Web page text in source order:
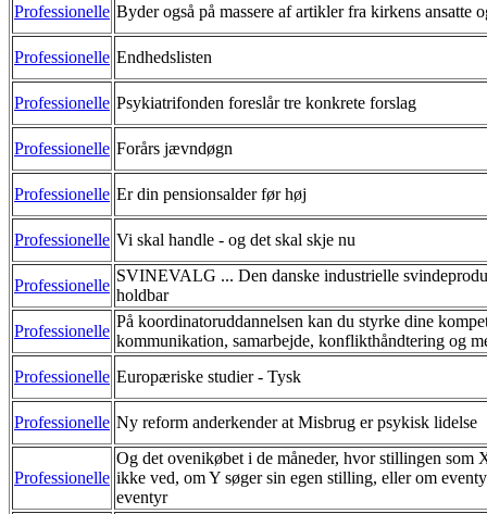
Professionelle Byder også på massere af artikler fra kirkens ansatte
Professionelle Endhedslisten
Professionelle Psykiatrifonden foreslår tre konkrete forslag
Professionelle Forårs jævndøgn
Professionelle Er din pensionsalder før høj
Professionelle Vi skal handle - og det skal skje nu
Professionelle
SVINEVALG ... Den danske industrielle
holdbar
Professionelle
På koordinatoruddannelsen kan du styrke dine
kommunikation, samarbejde, konflikthåndtering og
Professionelle Europæriske studier - Tysk
Professionelle Ny reform anderkender at Misbrug er psykisk lidelse
Professionelle
Og det ovenikøbet i de måneder, hvor stillingen som
ikke ved, om Y søger sin egen stilling, eller om
eventyr